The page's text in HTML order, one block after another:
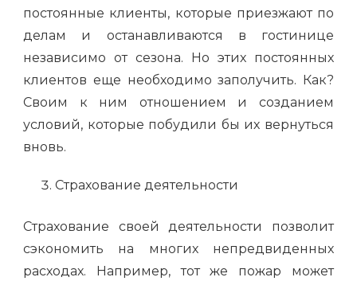
постоянные клиенты, которые приезжают по
делам и останавливаются в гостинице
независимо от сезона. Но этих постоянных
клиентов еще необходимо заполучить. Как?
Своим к ним отношением и созданием
условий, которые побудили бы их вернуться
вновь.
Страхование деятельности
Страхование своей деятельности позволит
сэкономить на многих непредвиденных
расходах. Например, тот же пожар может